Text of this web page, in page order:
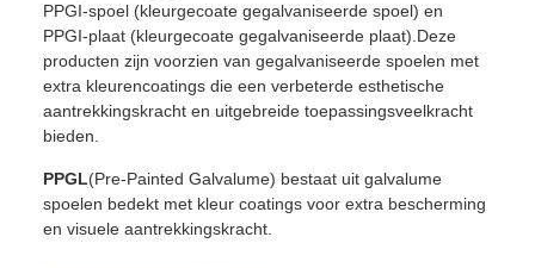
PPGI-spoel (kleurgecoate gegalvaniseerde spoel) en
PPGI-plaat (kleurgecoate gegalvaniseerde plaat).Deze
producten zijn voorzien van gegalvaniseerde spoelen met
extra kleurencoatings die een verbeterde esthetische
aantrekkingskracht en uitgebreide toepassingsveelkracht
bieden.
PPGL(Pre-Painted Galvalume) bestaat uit galvalume
spoelen bedekt met kleur coatings voor extra bescherming
en visuele aantrekkingskracht.